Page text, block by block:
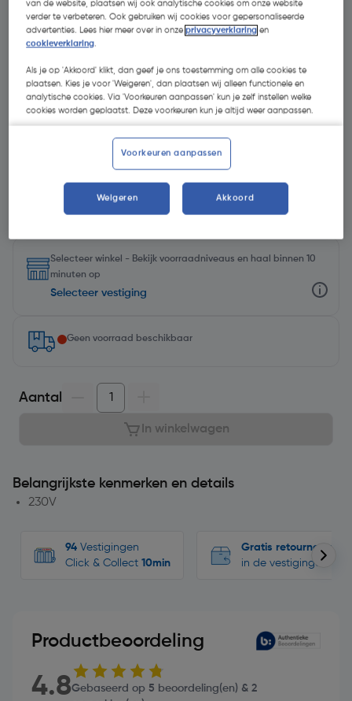
| Excl. btw € 0,36
Selecteer winkel - Bekijk voorraadniveaus en haal binnen 10
minuten op
Selecteer vestiging
Geen voorraad beschikbaar
Aantal
In winkelwagen
Belangrijkste kenmerken en details
230V
94 Vestigingen
Click & Collect 10min
Gratis retourneren
in de vestigingen
Productbeoordeling
4.8Gebaseerd op 5 beoordeling(en) & 2
van de website, plaatsen wij ook analytische cookies om onze website
verder te verbeteren. Ook gebruiken wij cookies voor gepersonaliseerde
advertenties. Lees hier meer over in onzeprivacyverklaring en
cookieverklaring.
Als je op 'Akkoord' klikt, dan geef je ons toestemming om alle cookies te
plaatsen. Kies je voor 'Weigeren', dan plaatsen wij alleen functionele en
analytische cookies. Via 'Voorkeuren aanpassen' kun je zelf instellen welke
cookies worden geplaatst. Deze voorkeuren kun je altijd weer aanpassen.
Voorkeuren aanpassen
Weigeren Akkoord